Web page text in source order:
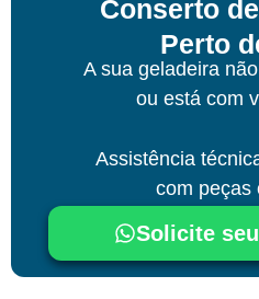
Conserto
Perto
A sua geladeira
ou está com
Assistência
com peças
Solicite